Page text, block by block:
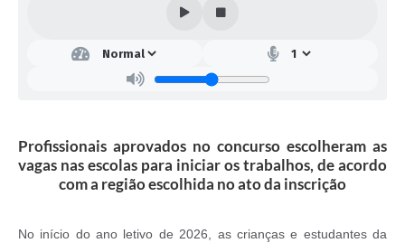
Profissionais aprovados no concurso escolheram as
vagas nas escolas para iniciar os trabalhos, de acordo
com a região escolhida no ato da inscrição
No início do ano letivo de 2026, as crianças e estudantes da